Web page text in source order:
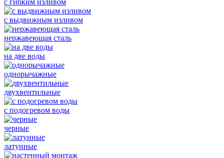
с выдвижным изливом
нержавеющая сталь
на две воды
однорычажные
двухвентильные
с подогревом воды
черные
латунные